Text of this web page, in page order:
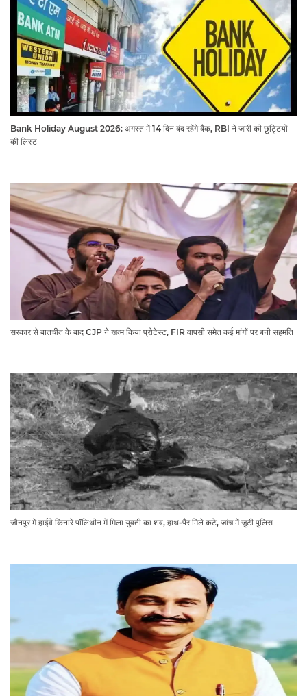
Bank Holiday August 2026: अगस्त में 14 दिन बंद रहेंगे बैंक, RBI ने जारी की छुट्टियों
की लिस्ट​​​​​​​
सरकार से बातचीत के बाद CJP ने खत्म किया प्रोटेस्ट, FIR वापसी समेत कई मांगों पर बनी सहमति
जौनपुर में हाईवे किनारे पॉलिथीन में मिला युवती का शव, हाथ-पैर मिले कटे, जांच में जुटी पुलिस